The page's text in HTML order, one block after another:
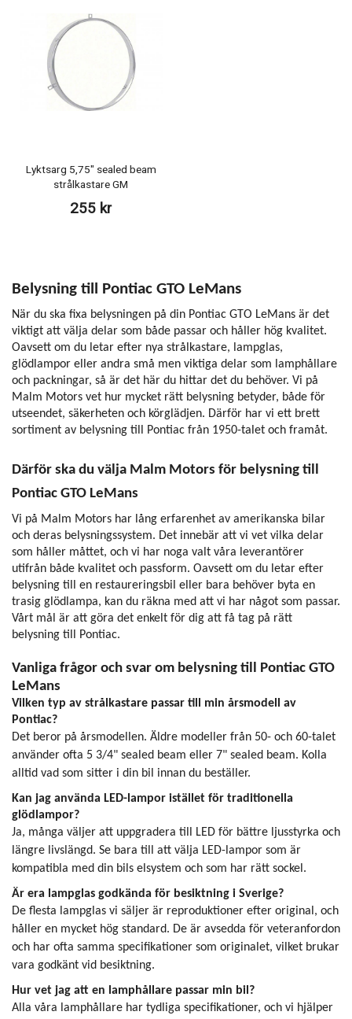
Lyktsarg 5,75" sealed beam
strålkastare GM
255 kr
Belysning till Pontiac GTO LeMans
När du ska fixa belysningen på din Pontiac GTO LeMans är det
viktigt att välja delar som både passar och håller hög kvalitet.
Oavsett om du letar efter nya strålkastare, lampglas,
glödlampor eller andra små men viktiga delar som lamphållare
och packningar, så är det här du hittar det du behöver. Vi på
Malm Motors vet hur mycket rätt belysning betyder, både för
utseendet, säkerheten och körglädjen. Därför har vi ett brett
sortiment av belysning till Pontiac från 1950-talet och framåt.
Därför ska du välja Malm Motors för belysning till
Pontiac GTO LeMans
Vi på Malm Motors har lång erfarenhet av amerikanska bilar
och deras belysningssystem. Det innebär att vi vet vilka delar
som håller måttet, och vi har noga valt våra leverantörer
utifrån både kvalitet och passform. Oavsett om du letar efter
belysning till en restaureringsbil eller bara behöver byta en
trasig glödlampa, kan du räkna med att vi har något som passar.
Vårt mål är att göra det enkelt för dig att få tag på rätt
belysning till Pontiac.
Vanliga frågor och svar om belysning till Pontiac GTO
LeMans
Vilken typ av strålkastare passar till min årsmodell av
Pontiac?
Det beror på årsmodellen. Äldre modeller från 50- och 60-talet
använder ofta 5 3/4" sealed beam eller 7" sealed beam. Kolla
alltid vad som sitter i din bil innan du beställer.
Kan jag använda LED-lampor istället för traditionella
glödlampor?
Ja, många väljer att uppgradera till LED för bättre ljusstyrka och
längre livslängd. Se bara till att välja LED-lampor som är
kompatibla med din bils elsystem och som har rätt sockel.
Är era lampglas godkända för besiktning i Sverige?
De flesta lampglas vi säljer är reproduktioner efter original, och
håller en mycket hög standard. De är avsedda för veteranfordon
och har ofta samma specifikationer som originalet, vilket brukar
vara godkänt vid besiktning.
Hur vet jag att en lamphållare passar min bil?
Alla våra lamphållare har tydliga specifikationer, och vi hjälper